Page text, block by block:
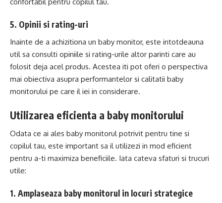
5. Opinii si rating-uri
Inainte de a achizitiona un baby monitor, este intotdeauna
util sa consulti opiniile si rating-urile altor parinti care au
folosit deja acel produs. Acestea iti pot oferi o perspectiva
mai obiectiva asupra performantelor si calitatii baby
monitorului pe care il iei in considerare.
Utilizarea eficienta a baby monitorului
Odata ce ai ales baby monitorul potrivit pentru tine si
copilul tau, este important sa il utilizezi in mod eficient
pentru a-ti maximiza beneficiile. Iata cateva sfaturi si trucuri
utile:
1. Amplaseaza baby monitorul in locuri strategice